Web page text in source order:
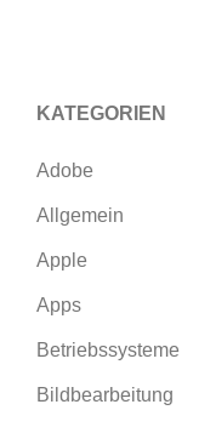
KATEGORIEN
Adobe
Allgemein
Apple
Apps
Betriebssysteme
Bildbearbeitung